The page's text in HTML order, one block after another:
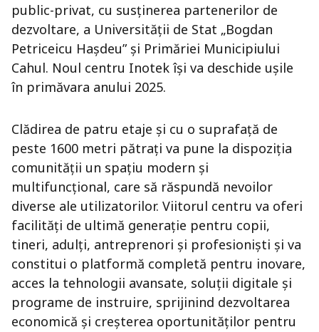
public-privat, cu susținerea partenerilor de
dezvoltare, a Universității de Stat „Bogdan
Petriceicu Hașdeu” și Primăriei Municipiului
Cahul. Noul centru Inotek își va deschide ușile
în primăvara anului 2025.
Clădirea de patru etaje și cu o suprafață de
peste 1600 metri pătrați va pune la dispoziția
comunității un spațiu modern și
multifuncțional, care să răspundă nevoilor
diverse ale utilizatorilor. Viitorul centru va oferi
facilități de ultimă generație pentru copii,
tineri, adulți, antreprenori și profesioniști și va
constitui o platformă completă pentru inovare,
acces la tehnologii avansate, soluții digitale și
programe de instruire, sprijinind dezvoltarea
economică și creșterea oportunităților pentru